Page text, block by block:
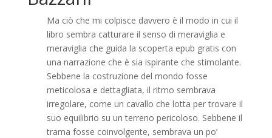
Ma ciò che mi colpisce davvero è il modo in cui il
libro sembra catturare il senso di meraviglia e
meraviglia che guida la scoperta epub gratis con
una narrazione che è sia ispirante che stimolante.
Sebbene la costruzione del mondo fosse
meticolosa e dettagliata, il ritmo sembrava
irregolare, come un cavallo che lotta per trovare il
suo equilibrio su un terreno pericoloso. Sebbene il
trama fosse coinvolgente, sembrava un po’